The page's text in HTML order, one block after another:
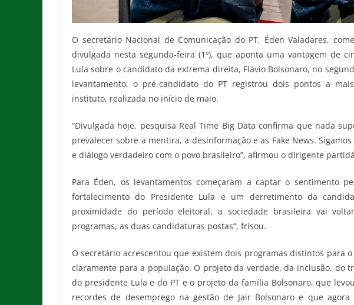
O secretário Nacional de Comunicação do PT, Éden Valadares,
divulgada nesta segunda-feira (1º), que aponta uma vantagem de
Lula sobre o candidato da extrema direita, Flávio Bolsonaro, no
levantamento, o pré-candidato do PT registrou dois pontos a
instituto, realizada no início de maio.
“Divulgada hoje, pesquisa Real Time Big Data confirma que nada
prevalecer sobre a mentira, a desinformação e as Fake News.
e diálogo verdadeiro com o povo brasileiro”, afirmou o dirigente
Para Éden, os levantamentos começaram a captar o sentimento
fortalecimento do Presidente Lula e um derretimento da
proximidade do período eleitoral, a sociedade brasileira vai
programas, as duas candidaturas postas”, frisou.
O secretário acrescentou que existem dois programas distintos para
claramente para a população. O projeto da verdade, da inclusão, do
do presidente Lula e do PT e o projeto da família Bolsonaro, que
recordes de desemprego na gestão de Jair Bolsonaro e que